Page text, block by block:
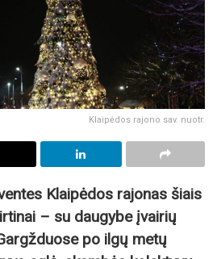
Klaipėdos rajono sav. nuotr.
Klaipėdos rajonas šiais
– su daugybe įvairių
po ilgų metų